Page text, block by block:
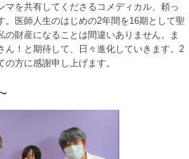
マを共有してくださるコメディカル、頼っ
。医師人生のはじめの2年間を16期として聖
の財産になることは間違いありません。ま
ん！と期待して、日々進化していきます。2
方に感謝申し上げます。